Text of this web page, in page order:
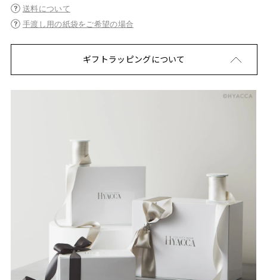
送料について
手渡し用の紙袋をご希望の場合
ギフトラッピングについて